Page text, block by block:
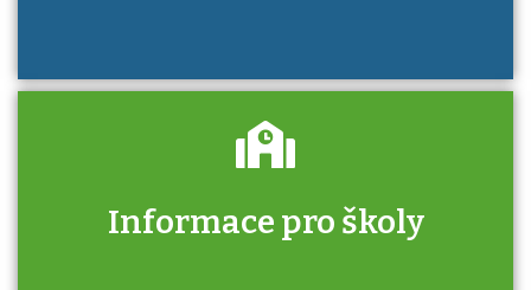
Informace pro školy
Zjistěte, jak se přihlásit ke zkoušce a kde